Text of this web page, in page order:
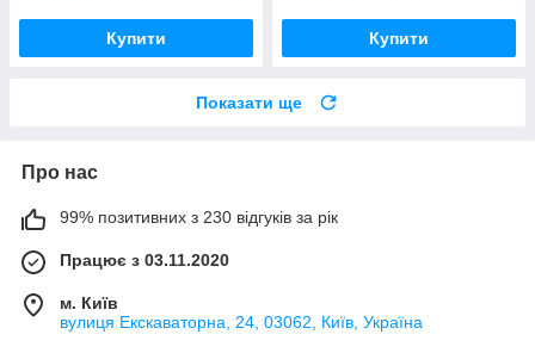
Купити Купити
Показати ще
Про нас
99% позитивних з 230 відгуків за рік
Працює з 03.11.2020
м. Київ
вулиця Екскаваторна, 24, 03062, Київ, Україна